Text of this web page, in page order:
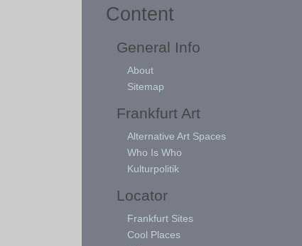
Content
General Info
About
Sitemap
Frankfurt Art
Alternative Art Spaces
Who Is Who
Kulturpolitik
Locator
Frankfurt Sites
Cool Places